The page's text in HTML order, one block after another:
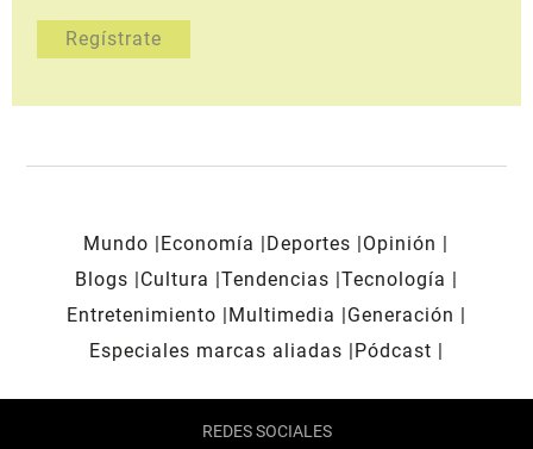
Mundo Economía Deportes
Opinión
Blogs
Cultura Tendencias Tecnología
Entretenimiento
Multimedia
Generación
Especiales marcas aliadas
Pódcast
REDES SOCIALES